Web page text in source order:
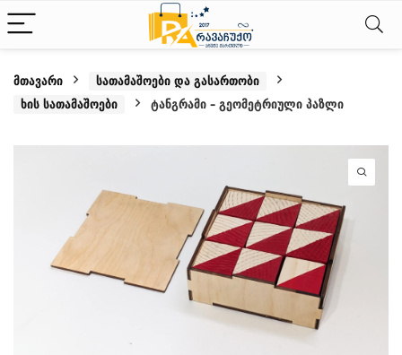
მთავარი
სათამაშოები და გასართობი
ხის სათამაშოები
ტანგრამი – გეომეტრიული პაზლი